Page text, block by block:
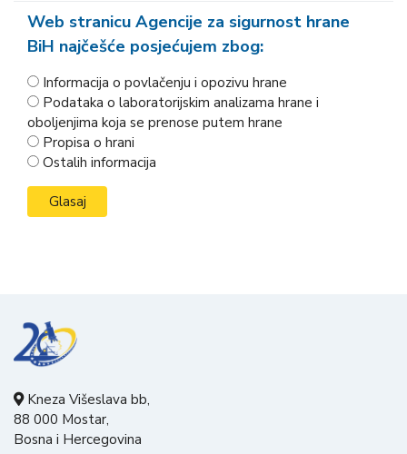
Web stranicu Agencije za sigurnost hrane
BiH najčešće posjećujem zbog:
Informacija o povlačenju i opozivu hrane
Podataka o laboratorijskim analizama hrane i
oboljenjima koja se prenose putem hrane
Propisa o hrani
Ostalih informacija
Kneza Višeslava bb,
88 000 Mostar,
Bosna i Hercegovina